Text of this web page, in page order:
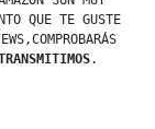
QUE TE GUSTE
.